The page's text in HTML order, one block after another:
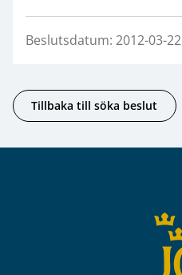
Beslutsdatum: 2012-03-22
Tillbaka till söka beslut